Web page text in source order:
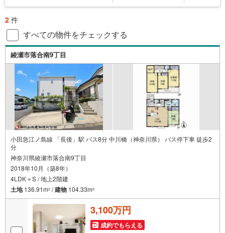
2 件
すべての物件をチェックする
綾瀬市落合南9丁目
小田急江ノ島線 「長後」駅 バス8分 中川橋（神奈川県） バス停下車 徒歩2
分
神奈川県綾瀬市落合南9丁目
2018年10月（築8年）
4LDK＋S / 地上2階建
土地136.91m2 /建物 104.33m2
3,100万円
成約でもらえる